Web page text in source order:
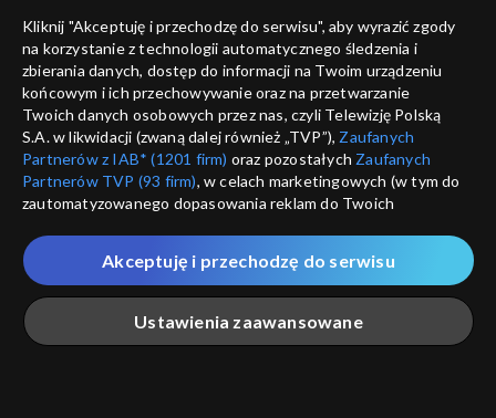
Tanie dranie
Czy wolność ma przyszłość?
Tanie dranie
Mistyka dla każdego?
Tanie dranie
Po co nam Piłsudski?
Tanie dranie
W oparach antyfaszyzmu
Kliknij "Akceptuję i przechodzę do serwisu", aby wyrazić zgody
na korzystanie z technologii automatycznego śledzenia i
zbierania danych, dostęp do informacji na Twoim urządzeniu
końcowym i ich przechowywanie oraz na przetwarzanie
Twoich danych osobowych przez nas, czyli Telewizję Polską
S.A. w likwidacji (zwaną dalej również „TVP”), Zaufanych
Partnerów z IAB* (1201 firm) oraz pozostałych Zaufanych
Partnerów TVP (93 firm), w celach marketingowych (w tym do
zautomatyzowanego dopasowania reklam do Twoich
które wskazujemy poniżej, a także zgody na udostępnianie
przez nas identyfikatora PPID do Google.
Twoje dane osobowe zbierane podczas odwiedzania przez
Ciebie naszych
poszczególnych serwisówzwanych dalej
„Portalem”, w tym informacje zapisywane za pomocą
Ustawienia zaawansowane
Akceptuję i przechodzę do serwisu